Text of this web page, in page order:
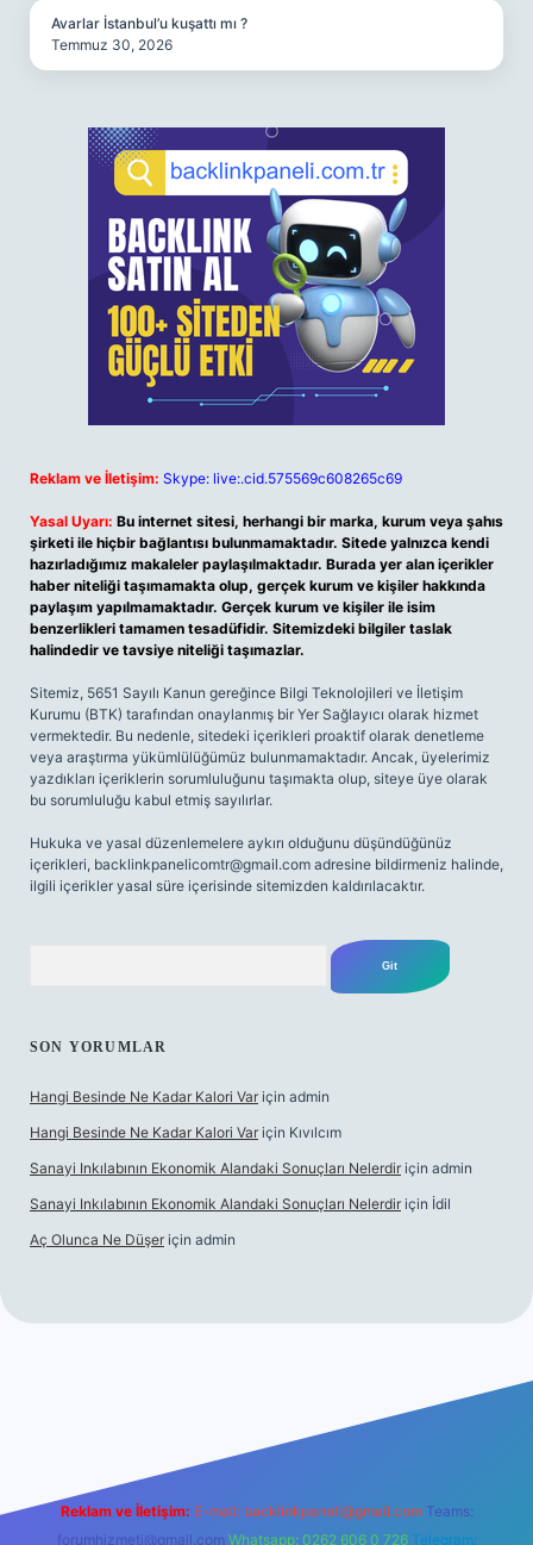
Avarlar İstanbul’u kuşattı mı ?
Temmuz 30, 2026
Reklam ve İletişim: Skype: live:.cid.575569c608265c69
Yasal Uyarı: Bu internet sitesi, herhangi bir marka, kurum veya şahıs
şirketi ile hiçbir bağlantısı bulunmamaktadır. Sitede yalnızca kendi
hazırladığımız makaleler paylaşılmaktadır. Burada yer alan içerikler
haber niteliği taşımamakta olup, gerçek kurum ve kişiler hakkında
paylaşım yapılmamaktadır. Gerçek kurum ve kişiler ile isim
benzerlikleri tamamen tesadüfidir. Sitemizdeki bilgiler taslak
halindedir ve tavsiye niteliği taşımazlar.
Sitemiz, 5651 Sayılı Kanun gereğince Bilgi Teknolojileri ve İletişim
Kurumu (BTK) tarafından onaylanmış bir Yer Sağlayıcı olarak hizmet
vermektedir. Bu nedenle, sitedeki içerikleri proaktif olarak denetleme
veya araştırma yükümlülüğümüz bulunmamaktadır. Ancak, üyelerimiz
yazdıkları içeriklerin sorumluluğunu taşımakta olup, siteye üye olarak
bu sorumluluğu kabul etmiş sayılırlar.
Hukuka ve yasal düzenlemelere aykırı olduğunu düşündüğünüz
içerikleri, backlinkpanelicomtr@gmail.com adresine bildirmeniz halinde,
ilgili içerikler yasal süre içerisinde sitemizden kaldırılacaktır.
SON YORUMLAR
Hangi Besinde Ne Kadar Kalori Var için admin
Hangi Besinde Ne Kadar Kalori Var için Kıvılcım
Sanayi Inkılabının Ekonomik Alandaki Sonuçları Nelerdir için admin
Sanayi Inkılabının Ekonomik Alandaki Sonuçları Nelerdir için İdil
Aç Olunca Ne Düşer için admin
Reklam ve İletişim: E-mail: backlinkpaneli@gmail.com Teams:
forumhizmeti@gmail.com Whatsapp: 0262 606 0 726 Telegram: